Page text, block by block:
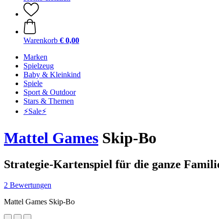
Warenkorb € 0,00
Marken
Spielzeug
Baby & Kleinkind
Spiele
Sport & Outdoor
Stars & Themen
⚡️Sale⚡️
Mattel Games Skip-Bo
Strategie-Kartenspiel für die ganze
2 Bewertungen
Mattel Games Skip-Bo